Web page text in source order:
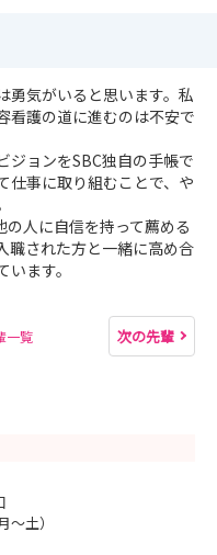
勇気がいると思います。私
看護の道に進むのは不安で
ジョンをSBC独自の手帳で
仕事に取り組むことで、や
人に自信を持って薦める
職された方と一緒に高め合
ます。
一覧 次の先輩
土）